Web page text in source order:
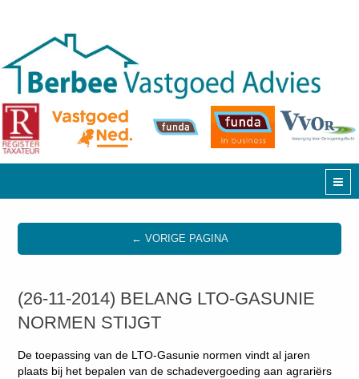
← VORIGE PAGINA
(26-11-2014) BELANG LTO-GASUNIE
NORMEN STIJGT
De toepassing van de LTO-Gasunie normen vindt al jaren
plaats bij het bepalen van de schadevergoeding aan agrariërs